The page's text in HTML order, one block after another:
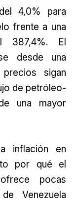
4,0% para
frente a una
387,4%. El
desde una
sigan
de petróleo-
una mayor
inflación en
por qué el
pocas
Venezuela